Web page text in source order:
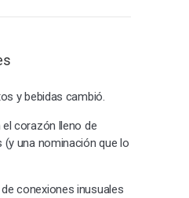
y bebidas cambió.
corazón lleno de
una nominación que lo
conexiones inusuales